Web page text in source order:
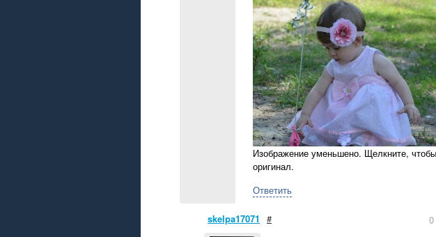
Изображение уменьшено. Щелкните,
оригинал.
Ответить
skelpa17071 #
0